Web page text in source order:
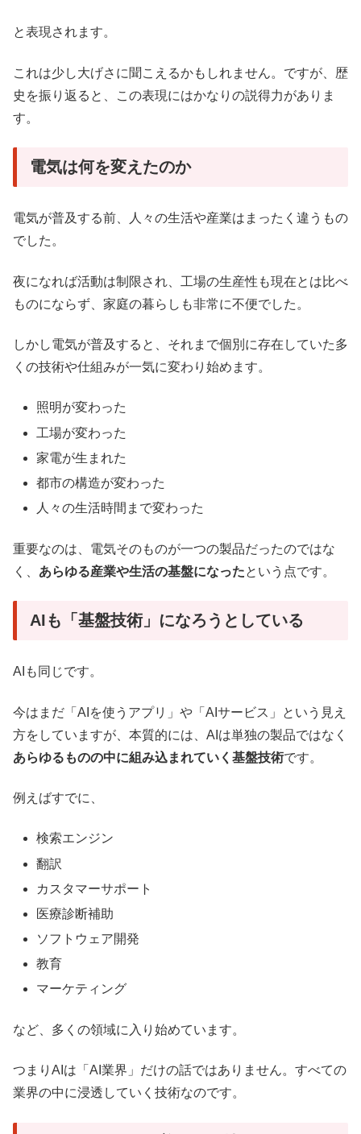
と表現されます。
これは少し大げさに聞こえるかもしれません。ですが、歴
史を振り返ると、この表現にはかなりの説得力がありま
す。
電気は何を変えたのか
電気が普及する前、人々の生活や産業はまったく違うもの
でした。
夜になれば活動は制限され、工場の生産性も現在とは比べ
ものにならず、家庭の暮らしも非常に不便でした。
しかし電気が普及すると、それまで個別に存在していた多
くの技術や仕組みが一気に変わり始めます。
照明が変わった
工場が変わった
家電が生まれた
都市の構造が変わった
人々の生活時間まで変わった
重要なのは、電気そのものが一つの製品だったのではな
く、 あらゆる産業や生活の基盤になったという点です。
AIも「基盤技術」になろうとしている
AIも同じです。
今はまだ「AIを使うアプリ」や「AIサービス」という見え
方をしていますが、本質的には、AIは単独の製品ではなく
あらゆるものの中に組み込まれていく基盤技術です。
例えばすでに、
検索エンジン
翻訳
カスタマーサポート
医療診断補助
ソフトウェア開発
教育
マーケティング
など、多くの領域に入り始めています。
つまりAIは「AI業界」だけの話ではありません。すべての
業界の中に浸透していく技術なのです。